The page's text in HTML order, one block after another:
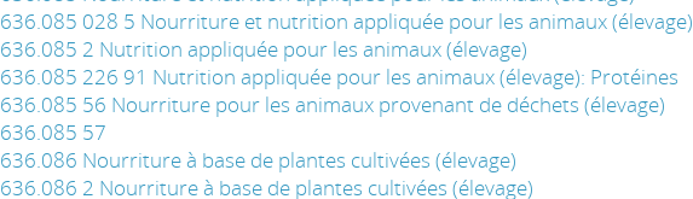
636.085 028 5 Nourriture et nutrition appliquée pour les animaux (élevage)
636.085 2 Nutrition appliquée pour les animaux (élevage)
636.085 226 91 Nutrition appliquée pour les animaux (élevage): Protéines
636.085 56 Nourriture pour les animaux provenant de déchets (élevage)
636.085 57
636.086 Nourriture à base de plantes cultivées (élevage)
636.086 2 Nourriture à base de plantes cultivées (élevage)